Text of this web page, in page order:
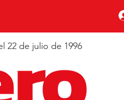
22 de julio de 1996